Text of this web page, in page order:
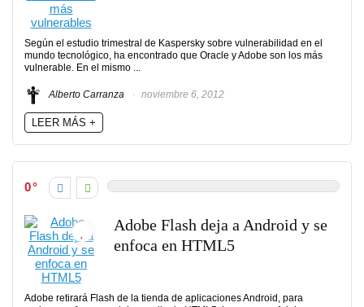
Según el estudio trimestral de Kaspersky sobre vulnerabilidad en el
mundo tecnológico, ha encontrado que Oracle y Adobe son los más
vulnerable. En el mismo ...
Alberto Carranza noviembre 6, 2012
LEER MÁS +
0
Adobe Flash deja a Android y se
enfoca en HTML5
Adobe retirará Flash de la tienda de aplicaciones Android, para